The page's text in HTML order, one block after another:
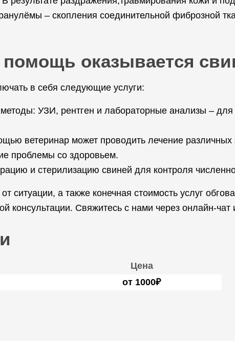
– скопления соединительной фиброзной
помощь оказывается
в себя следующие услуги:
УЗИ, рентген и лабораторные анализы –
ветеринар может проводить лечение
проблемы со здоровьем.
и стерилизацию свиней для контроля
ситуации, а также конечная стоимость услуг
консультации. Свяжитесь с нами через онлайн-
Цена
от 1000₽